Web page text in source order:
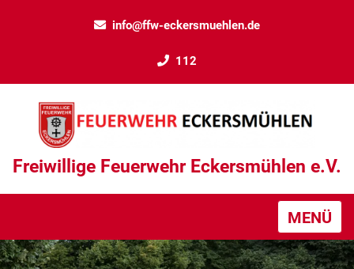
info@ffw-eckersmuehlen.de
112
Freiwillige Feuerwehr Eckersmühlen e.V.
MENÜ